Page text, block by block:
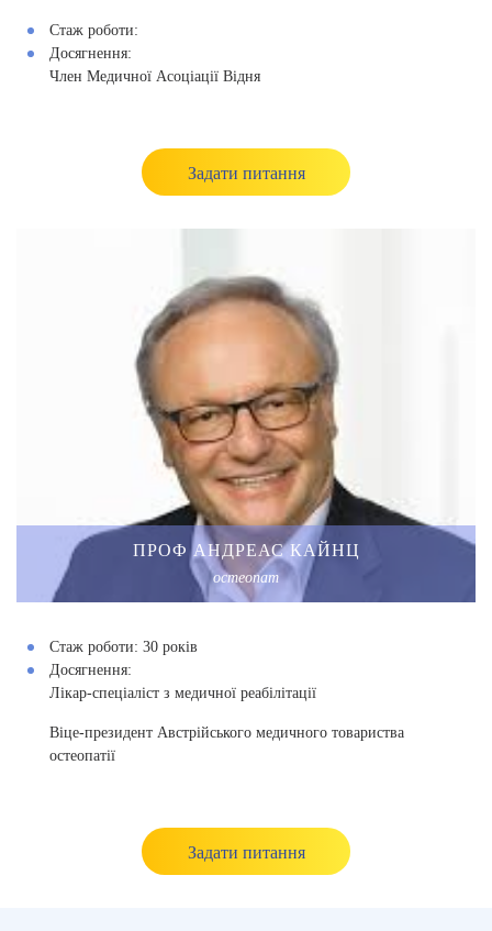
Стаж роботи:
Досягнення:
Член Медичної Асоціації Відня
Задати питання
ПРОФ АНДРЕАС КАЙНЦ
остеопат
Стаж роботи: 30 рокiв
Досягнення:
Лікар-спеціаліст з медичної реабілітації
Віце-президент Австрійського медичного товариства
остеопатії
Задати питання